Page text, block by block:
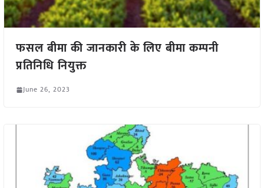
फसल बीमा की जानकारी के लिए बीमा कम्पनी
प्रतिनिधि नियुक्त
June 26, 2023